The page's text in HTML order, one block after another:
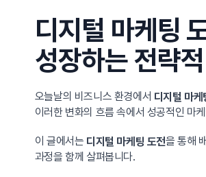
디지털 마케팅
성장하는 전략
오늘날의 비즈니스 환경에서 디지털 마케
이러한 변화의 흐름 속에서 성공적인 마
이 글에서는 디지털 마케팅 도전을 통해
과정을 함께 살펴봅니다.